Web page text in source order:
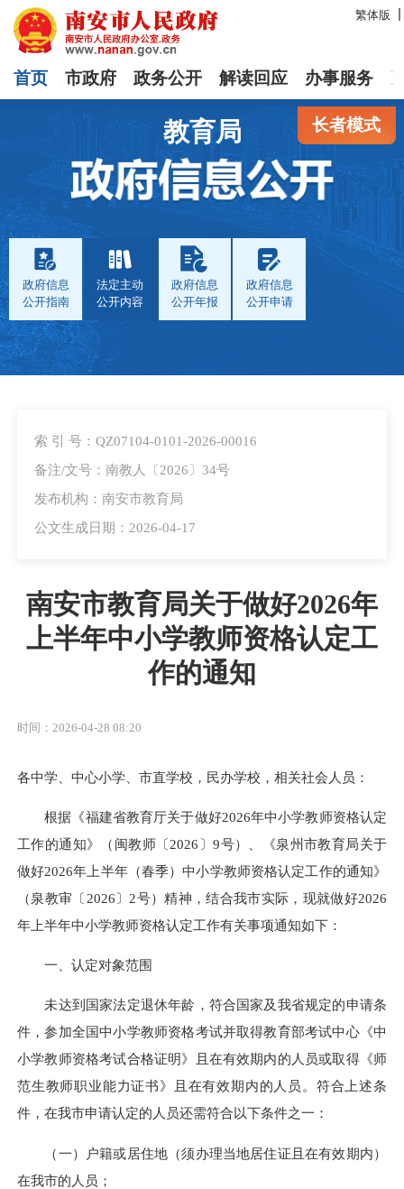
繁体版
首页 市政府 政务公开 解读回应 办事服务
长者模式
教育局
政府信息
公开指南
法定主动
公开内容
政府信息
公开年报
政府信息
公开申请
索 引 号：QZ07104-0101-2026-00016
备注/文号：南教人〔2026〕34号
发布机构：南安市教育局
公文生成日期：2026-04-17
南安市教育局关于做好2026年
上半年中小学教师资格认定工
作的通知
时间：2026-04-28 08:20
各中学、中心小学、市直学校，民办学校，相关社会人员：
根据《福建省教育厅关于做好2026年中小学教师资格认定
工作的通知》（闽教师〔2026〕9号）、《泉州市教育局关于
做好2026年上半年（春季）中小学教师资格认定工作的通知》
（泉教审〔2026〕2号）精神，结合我市实际，现就做好2026
年上半年中小学教师资格认定工作有关事项通知如下：
一、认定对象范围
未达到国家法定退休年龄，符合国家及我省规定的申请条
件，参加全国中小学教师资格考试并取得教育部考试中心《中
小学教师资格考试合格证明》且在有效期内的人员或取得《师
范生教师职业能力证书》且在有效期内的人员。符合上述条
件，在我市申请认定的人员还需符合以下条件之一：
（一）户籍或居住地（须办理当地居住证且在有效期内）
在我市的人员；